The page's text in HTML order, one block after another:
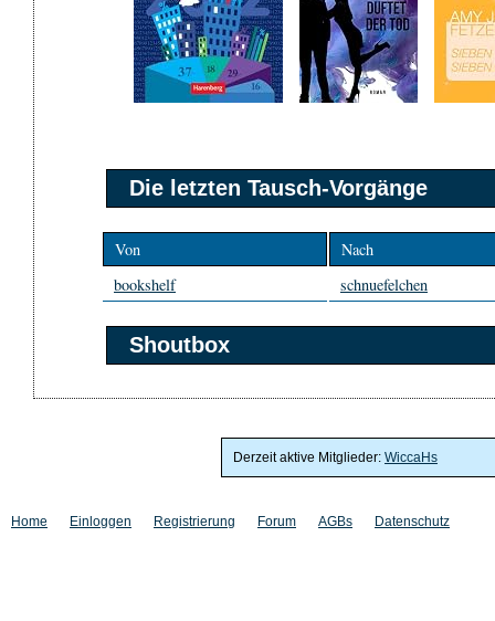
Die letzten Tausch-Vorgänge
Von
Nach
bookshelf
schnuefelchen
Shoutbox
Derzeit aktive Mitglieder: WiccaHs
Home Einloggen Registrierung Forum AGBs Datenschutz